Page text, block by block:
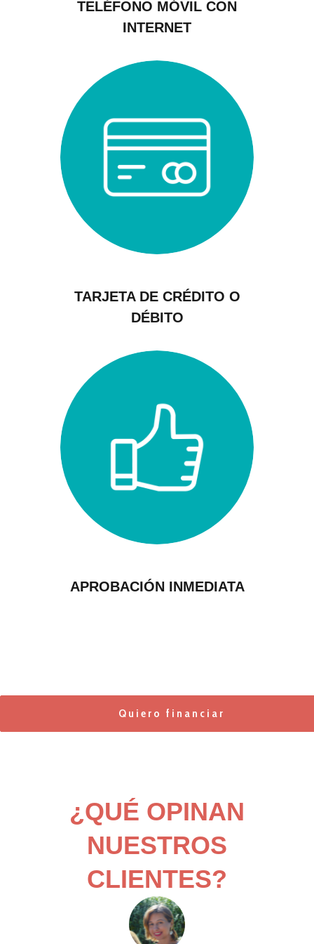
TELÉFONO MÓVIL CON
INTERNET
TARJETA DE CRÉDITO O
DÉBITO
APROBACIÓN INMEDIATA
Quiero financiar
¿QUÉ OPINAN
NUESTROS
CLIENTES?